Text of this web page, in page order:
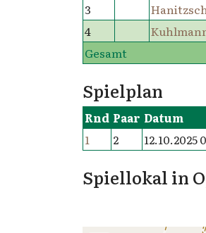
3
4
Gesamt
Spielplan
Rnd Paar Datum
1
2 12.10.2025
Spiellokal in